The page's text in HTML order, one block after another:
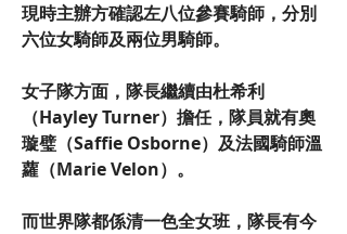
現時主辦方確認左八位參賽騎師，分別
六位女騎師及兩位男騎師。
女子隊方面，隊長繼續由杜希利
（Hayley Turner）擔任，隊員就有奧
璇璧（Saffie Osborne）及法國騎師溫
蘿（Marie Velon）。
而世界隊都係清一色全女班，隊長有今